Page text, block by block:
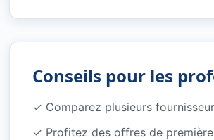
Conseils pour les
✓ Comparez plusieurs
✓ Profitez des offres de